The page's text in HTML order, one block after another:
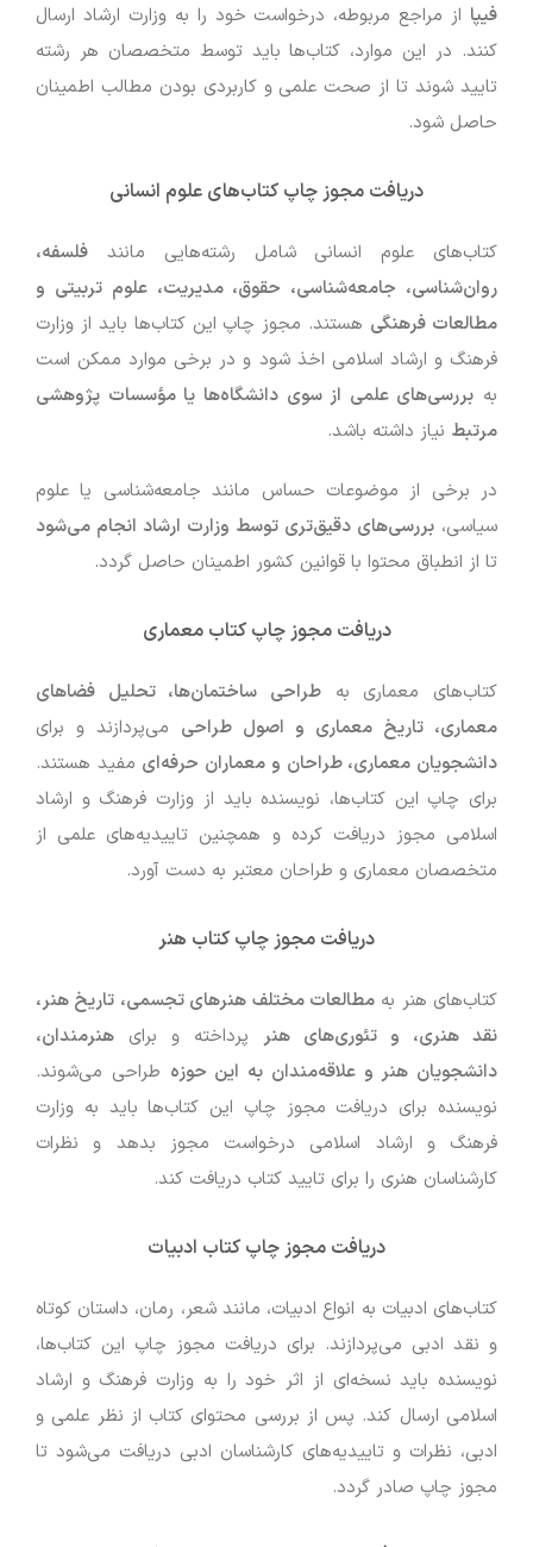
فیپا از مراجع مربوطه، درخواست خود را به وزارت ارشاد ارسال
کنند. در این موارد، کتاب‌ها باید توسط متخصصان هر رشته
تایید شوند تا از صحت علمی و کاربردی بودن مطالب اطمینان
حاصل شود.
دریافت مجوز چاپ کتاب‌های علوم انسانی
کتاب‌های علوم انسانی شامل رشته‌هایی مانند فلسفه،
روان‌شناسی، جامعه‌شناسی، حقوق، مدیریت، علوم تربیتی و
مطالعات فرهنگی هستند. مجوز چاپ این کتاب‌ها باید از وزارت
فرهنگ و ارشاد اسلامی اخذ شود و در برخی موارد ممکن است
به بررسی‌های علمی از سوی دانشگاه‌ها یا مؤسسات پژوهشی
مرتبط نیاز داشته باشد.
در برخی از موضوعات حساس مانند جامعه‌شناسی یا علوم
سیاسی، بررسی‌های دقیق‌تری توسط وزارت ارشاد انجام می‌شود
تا از انطباق محتوا با قوانین کشور اطمینان حاصل گردد.
دریافت مجوز چاپ کتاب معماری
کتاب‌های معماری به طراحی ساختمان‌ها، تحلیل فضاهای
معماری، تاریخ معماری و اصول طراحی می‌پردازند و برای
دانشجویان معماری، طراحان و معماران حرفه‌ای مفید هستند.
برای چاپ این کتاب‌ها، نویسنده باید از وزارت فرهنگ و ارشاد
اسلامی مجوز دریافت کرده و همچنین تاییدیه‌های علمی از
متخصصان معماری و طراحان معتبر به دست آورد.
دریافت مجوز چاپ کتاب هنر
کتاب‌های هنر بهمطالعات مختلف هنرهای تجسمی، تاریخ هنر،
نقد هنری، و تئوری‌های هنر پرداخته و برای هنرمندان،
دانشجویان هنر و علاقه‌مندان به این حوزه طراحی می‌شوند.
نویسنده برای دریافت مجوز چاپ این کتاب‌ها باید به وزارت
فرهنگ و ارشاد اسلامی درخواست مجوز بدهد و نظرات
کارشناسان هنری را برای تایید کتاب دریافت کند.
دریافت مجوز چاپ کتاب ادبیات
کتاب‌های ادبیات به انواع ادبیات، مانند شعر، رمان، داستان کوتاه
و نقد ادبی می‌پردازند. برای دریافت مجوز چاپ این کتاب‌ها،
نویسنده باید نسخه‌ای از اثر خود را به وزارت فرهنگ و ارشاد
اسلامی ارسال کند. پس از بررسی محتوای کتاب از نظر علمی و
ادبی، نظرات و تاییدیه‌های کارشناسان ادبی دریافت می‌شود تا
مجوز چاپ صادر گردد.